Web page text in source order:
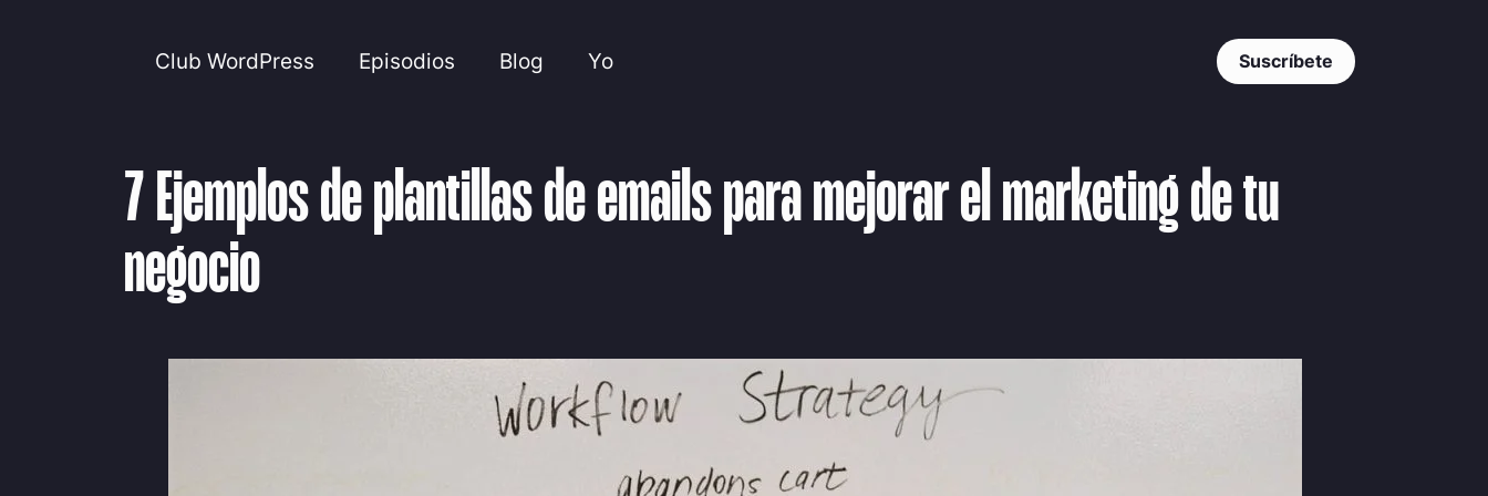
Club WordPress Episodios Blog Yo Suscríbete
7 Ejemplos de plantillas de emails para mejorar el marketing de tu
negocio